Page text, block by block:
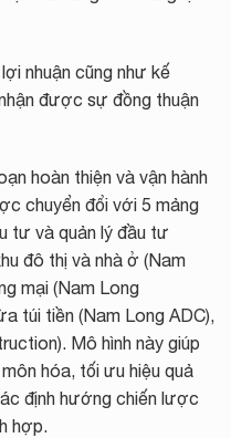
nhuận cũng như kế
được sự đồng thuận
hoàn thiện và vận hành
chuyển đổi với 5 mảng
tư và quản lý đầu tư
đô thị và nhà ở (Nam
mại (Nam Long
túi tiền (Nam Long ADC),
Mô hình này giúp
hóa, tối ưu hiệu quả
định hướng chiến lược
hợp.